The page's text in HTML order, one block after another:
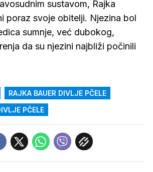
sustavom, Rajka
poraz svoje obitelji. Njezina bol
sumnje, već dubokog,
da su njezini najbliži počinili
RAJKA BAUER DIVLJE PČELE
PČELE